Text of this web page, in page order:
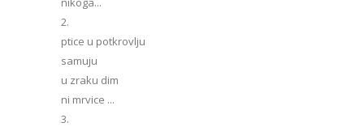
2.
ptice u potkrovlju
samuju
u zraku dim
ni mrvice ...
3.